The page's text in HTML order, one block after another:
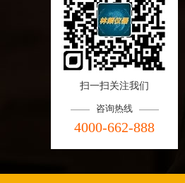
扫一扫关注我们
咨询热线
4000-662-888